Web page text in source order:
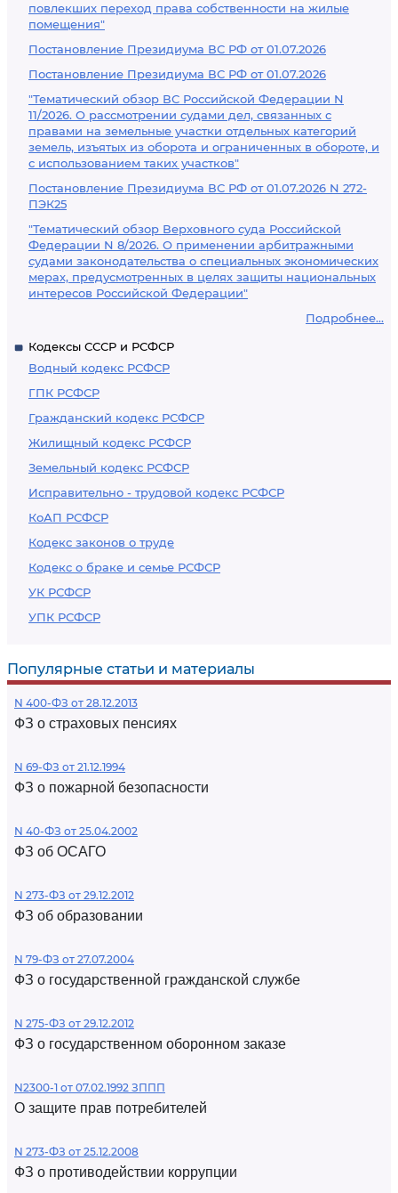
повлекших переход права собственности на жилые
помещения"
Постановление Президиума ВС РФ от 01.07.2026
Постановление Президиума ВС РФ от 01.07.2026
"Тематический обзор ВС Российской Федерации N
11/2026. О рассмотрении судами дел, связанных с
правами на земельные участки отдельных категорий
земель, изъятых из оборота и ограниченных в обороте, и
с использованием таких участков"
Постановление Президиума ВС РФ от 01.07.2026 N 272-
ПЭК25
"Тематический обзор Верховного суда Российской
Федерации N 8/2026. О применении арбитражными
судами законодательства о специальных экономических
мерах, предусмотренных в целях защиты национальных
интересов Российской Федерации"
Подробнее...
Кодексы СССР и РСФСР
Водный кодекс РСФСР
ГПК РСФСР
Гражданский кодекс РСФСР
Жилищный кодекс РСФСР
Земельный кодекс РСФСР
Исправительно - трудовой кодекс РСФСР
КоАП РСФСР
Кодекс законов о труде
Кодекс о браке и семье РСФСР
УК РСФСР
УПК РСФСР
Популярные статьи и материалы
N 400-ФЗ от 28.12.2013
ФЗ о страховых пенсиях
N 69-ФЗ от 21.12.1994
ФЗ о пожарной безопасности
N 40-ФЗ от 25.04.2002
ФЗ об ОСАГО
N 273-ФЗ от 29.12.2012
ФЗ об образовании
N 79-ФЗ от 27.07.2004
ФЗ о государственной гражданской службе
N 275-ФЗ от 29.12.2012
ФЗ о государственном оборонном заказе
N2300-1 от 07.02.1992 ЗППП
О защите прав потребителей
N 273-ФЗ от 25.12.2008
ФЗ о противодействии коррупции